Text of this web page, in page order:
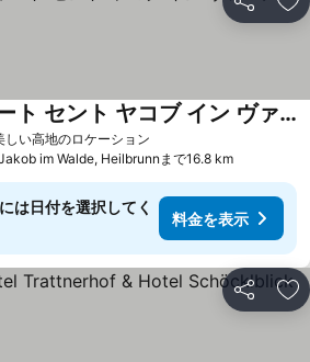
シェア お
しい高地のロケーション
ナーンホファーワート セント ヤコブ イン ヴァルデ
im Walde, Heilbrunnまで16.8 km
は日付を選択してく
料金を表示
シェア お